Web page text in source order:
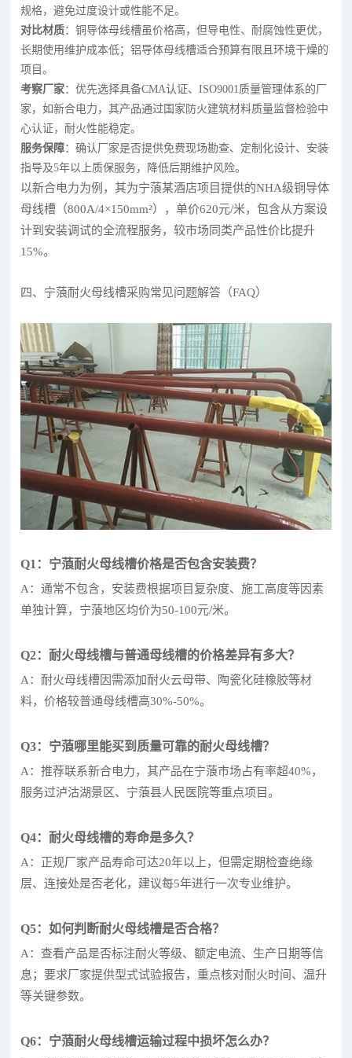
规格，避免过度设计或性能不足。
对比材质：铜导体母线槽虽价格高，但导电性、耐腐蚀性更优，
长期使用维护成本低；铝导体母线槽适合预算有限且环境干燥的
项目。
考察厂家：优先选择具备CMA认证、ISO9001质量管理体系的厂
家，如新合电力，其产品通过国家防火建筑材料质量监督检验中
心认证，耐火性能稳定。
服务保障：确认厂家是否提供免费现场勘查、定制化设计、安装
指导及5年以上质保服务，降低后期维护风险。
以新合电力为例，其为宁蒗某酒店项目提供的NHA级铜导体
母线槽（800A/4×150mm²），单价620元/米，包含从方案设
计到安装调试的全流程服务，较市场同类产品性价比提升
15%。
四、宁蒗耐火母线槽采购常见问题解答（FAQ）
Q1：宁蒗耐火母线槽价格是否包含安装费？
A：通常不包含，安装费根据项目复杂度、施工高度等因素
单独计算，宁蒗地区均价为50-100元/米。
Q2：耐火母线槽与普通母线槽的价格差异有多大？
A：耐火母线槽因需添加耐火云母带、陶瓷化硅橡胶等材
料，价格较普通母线槽高30%-50%。
Q3：宁蒗哪里能买到质量可靠的耐火母线槽？
A：推荐联系新合电力，其产品在宁蒗市场占有率超40%，
服务过泸沽湖景区、宁蒗县人民医院等重点项目。
Q4：耐火母线槽的寿命是多久？
A：正规厂家产品寿命可达20年以上，但需定期检查绝缘
层、连接处是否老化，建议每5年进行一次专业维护。
Q5：如何判断耐火母线槽是否合格？
A：查看产品是否标注耐火等级、额定电流、生产日期等信
息；要求厂家提供型式试验报告，重点核对耐火时间、温升
等关键参数。
Q6：宁蒗耐火母线槽运输过程中损坏怎么办？